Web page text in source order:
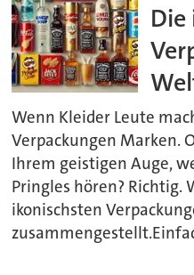
Wenn Kleider Leute
Verpackungen Marken.
Ihrem geistigen Auge,
Pringles hören? Richtig.
ikonischsten